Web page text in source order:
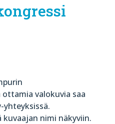
valokuvia saa
nimi näkyviin.